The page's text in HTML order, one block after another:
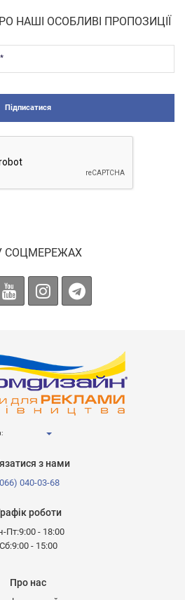
НАШІ ОСОБЛИВІ ПРОПОЗИЦІЇ
*
Підписатися
СОЦМЕРЕЖАХ
з нами
040-03-68
роботи
Пт:9:00 - 18:00
Сб:9:00 - 15:00
Про нас